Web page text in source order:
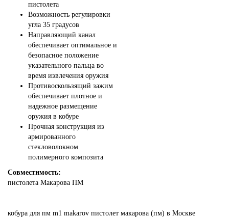
пистолета
Возможность регулировки
угла 35 градусов
Направляющий канал
обеспечивает оптимальное и
безопасное положение
указательного пальца во
время извлечения оружия
Противоскользящий зажим
обеспечивает плотное и
надежное размещение
оружия в кобуре
Прочная конструкция из
армированного
стекловолокном
полимерного композита
Совместимость:
пистолета Макарова ПМ
кобура для пм m1 makarov пистолет макарова (пм) в Москве